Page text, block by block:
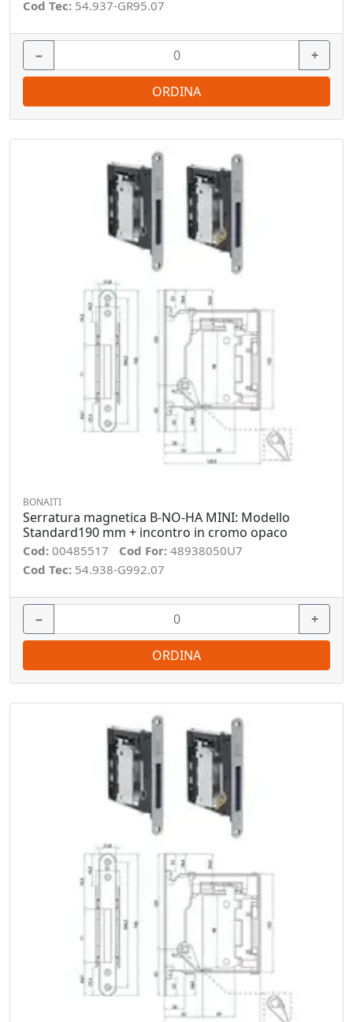
Cod Tec: 54.937-GR95.07
− +
ORDINA
BONAITI
Serratura magnetica B-NO-HA MINI: Modello
Standard190 mm + incontro in cromo opaco
Cod: 00485517 Cod For: 48938050U7
Cod Tec: 54.938-G992.07
− +
ORDINA